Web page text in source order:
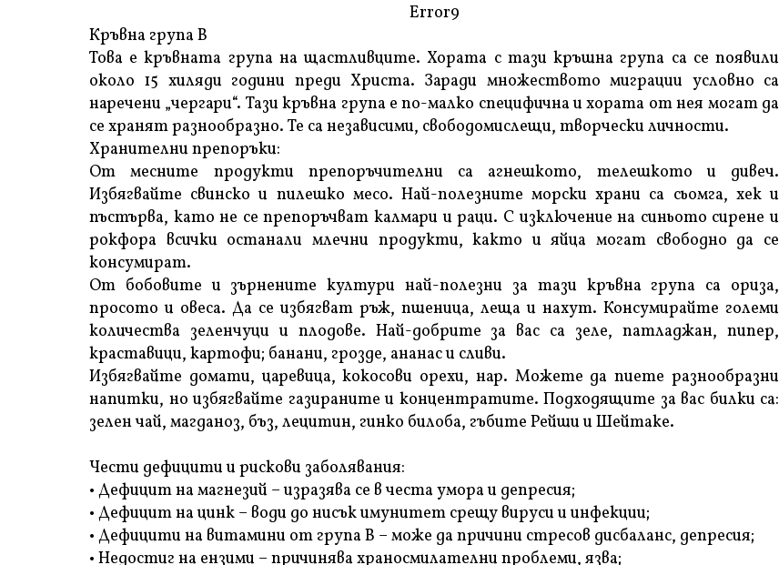
Error9
Кръвна група В
Това е кръвната група на щастливците. Хората с тази кръшна група са се появили
около 15 хиляди години преди Христа. Заради множеството миграции условно са
наречени „чергари“. Тази кръвна група е по-малко специфична и хората от нея могат да
се хранят разнообразно. Те са независими, свободомислещи, творчески личности.
Хранителни препоръки:
От месните продукти препоръчителни са агнешкото, телешкото и дивеч.
Избягвайте свинско и пилешко месо. Най-полезните морски храни са сьомга, хек и
пъстърва, като не се препоръчват калмари и раци. С изключение на синьото сирене и
рокфора всички останали млечни продукти, както и яйца могат свободно да се
консумират.
От бобовите и зърнените култури най-полезни за тази кръвна група са ориза,
просото и овеса. Да се избягват ръж, пшеница, леща и нахут. Консумирайте големи
количества зеленчуци и плодове. Най-добрите за вас са зеле, патладжан, пипер,
краставици, картофи; банани, грозде, ананас и сливи.
Избягвайте домати, царевица, кокосови орехи, нар. Можете да пиете разнообразни
напитки, но избягвайте газираните и концентратите. Подходящите за вас билки са:
зелен чай, магданоз, бъз, лецитин, гинко билоба, гъбите Рейши и Шейтаке.
Чести дефицити и рискови заболявания:
• Дефицит на магнезий – изразява се в честа умора и депресия;
• Дефицит на цинк – води до нисък имунитет срещу вируси и инфекции;
• Дефицити на витамини от група В – може да причини стресов дисбаланс, депресия;
• Недостиг на ензими – причинява храносмилателни проблеми, язва;